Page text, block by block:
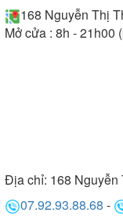
168 Nguyễn Thị
Mở cửa : 8h -
Địa chỉ: 168 Nguyễn
07.92.93.88.68 -